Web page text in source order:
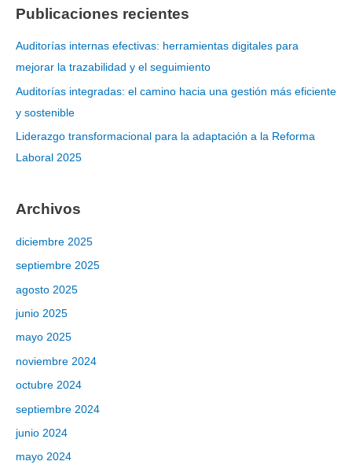
Publicaciones recientes
Auditorías internas efectivas: herramientas digitales para
mejorar la trazabilidad y el seguimiento
Auditorías integradas: el camino hacia una gestión más eficiente
y sostenible
Liderazgo transformacional para la adaptación a la Reforma
Laboral 2025
Archivos
diciembre 2025
septiembre 2025
agosto 2025
junio 2025
mayo 2025
noviembre 2024
octubre 2024
septiembre 2024
junio 2024
mayo 2024